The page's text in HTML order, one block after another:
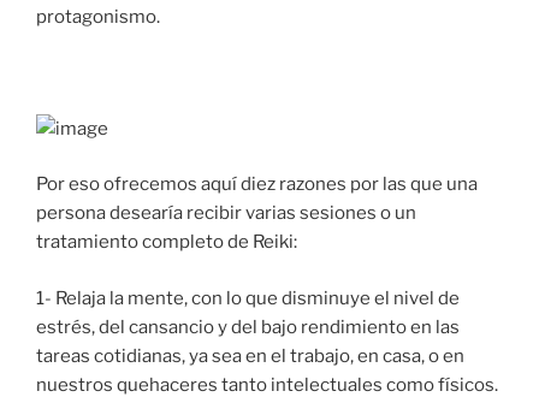
protagonismo.
Por eso ofrecemos aquí diez razones por las que una
persona desearía recibir varias sesiones o un
tratamiento completo de Reiki:
1- Relaja la mente, con lo que disminuye el nivel de
estrés, del cansancio y del bajo rendimiento en las
tareas cotidianas, ya sea en el trabajo, en casa, o en
nuestros quehaceres tanto intelectuales como físicos.